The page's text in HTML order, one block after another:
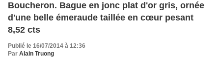
Boucheron. Bague en jonc plat d'or gris, ornée
d'une belle émeraude taillée en cœur pesant
8,52 cts
Publié le 16/07/2014 à 12:36
Par Alain Truong